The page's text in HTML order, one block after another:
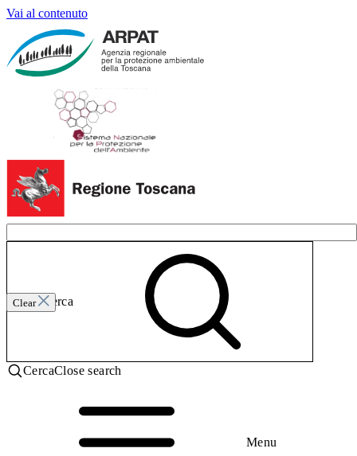
Vai al contenuto
Clear
Invia ricerca
CercaClose search
Menu